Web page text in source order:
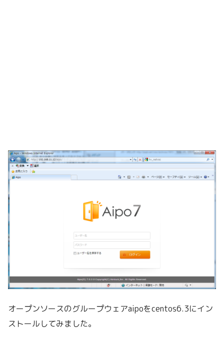
オープンソースのグループウェアaipoをcentos6.3にイン
ストールしてみました。